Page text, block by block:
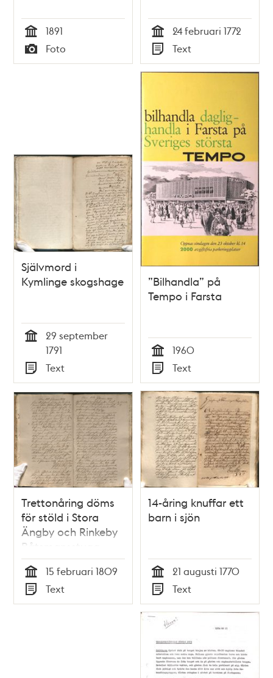
Tid
1891
Typ
Foto Tid
24 februari 1772
Typ
Text
Självmord i
Kymlinge skogshage
29 september
1791
Typ
Text
”Bilhandla” på
Tempo i Farsta
Tid
1960
Typ
Text
Trettonåring döms
för stöld i Stora
Ängby och Rinkeby
Båtsmansstuga
Tid
15 februari 1809
Typ
Text
14-åring knuffar ett
barn i sjön
Tid
21 augusti 1770
Typ
Text